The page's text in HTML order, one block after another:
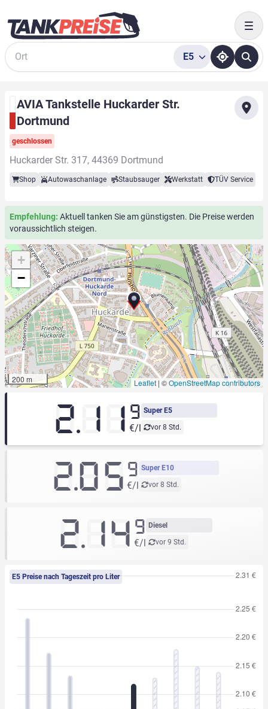
Suche
E5
AVIA Tankstelle Huckarder Str.
Dortmund
geschlossen
Huckarder Str. 317, 44369 Dortmund
Shop Autowaschanlage Staubsauger Werkstatt TÜV Service
Empfehlung: Aktuell tanken Sie am günstigsten. Die Preise werden
voraussichtlich steigen.
+
−
200 m Leaflet | ©OpenStreetMap contributors
Super E5
vor 8 Std.
2.11 9
€/l
Super E10
vor 8 Std.
2.059
€/l
Diesel
vor 9 Std.
2.14 9
€/l
E5 Preise nach Tageszeit pro Liter